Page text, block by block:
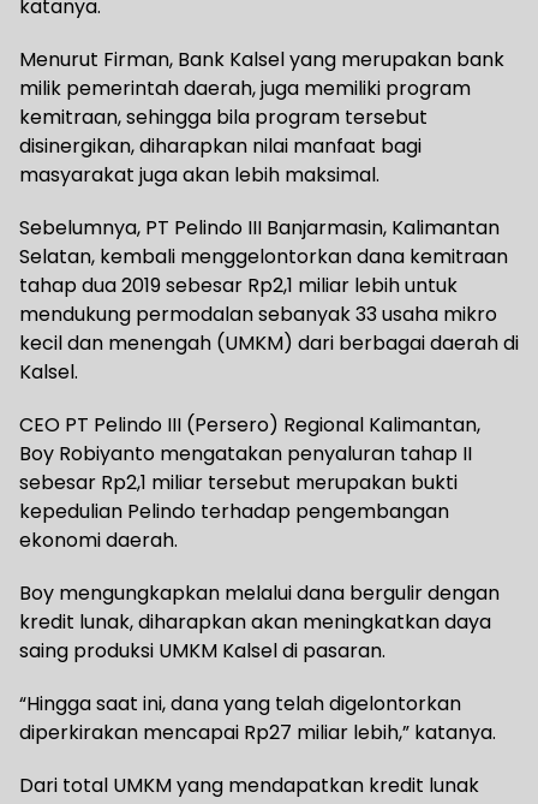
katanya.
Menurut Firman, Bank Kalsel yang merupakan bank
milik pemerintah daerah, juga memiliki program
kemitraan, sehingga bila program tersebut
disinergikan, diharapkan nilai manfaat bagi
masyarakat juga akan lebih maksimal.
Sebelumnya, PT Pelindo III Banjarmasin, Kalimantan
Selatan, kembali menggelontorkan dana kemitraan
tahap dua 2019 sebesar Rp2,1 miliar lebih untuk
mendukung permodalan sebanyak 33 usaha mikro
kecil dan menengah (UMKM) dari berbagai daerah di
Kalsel.
CEO PT Pelindo III (Persero) Regional Kalimantan,
Boy Robiyanto mengatakan penyaluran tahap II
sebesar Rp2,1 miliar tersebut merupakan bukti
kepedulian Pelindo terhadap pengembangan
ekonomi daerah.
Boy mengungkapkan melalui dana bergulir dengan
kredit lunak, diharapkan akan meningkatkan daya
saing produksi UMKM Kalsel di pasaran.
“Hingga saat ini, dana yang telah digelontorkan
diperkirakan mencapai Rp27 miliar lebih,” katanya.
Dari total UMKM yang mendapatkan kredit lunak